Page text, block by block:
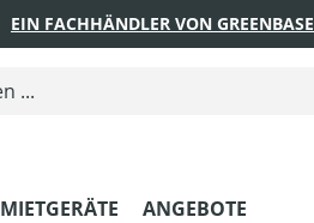
EIN FACHHÄNDLER VON GREENBASE
MIETGERÄTE ANGEBOTE